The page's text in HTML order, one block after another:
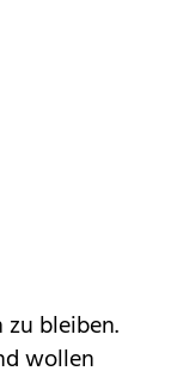
bleiben.
wollen